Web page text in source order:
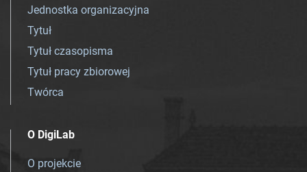
Jednostka organizacyjna
Tytuł
Tytuł czasopisma
Tytuł pracy zbiorowej
Twórca
O DigiLab
O projekcie